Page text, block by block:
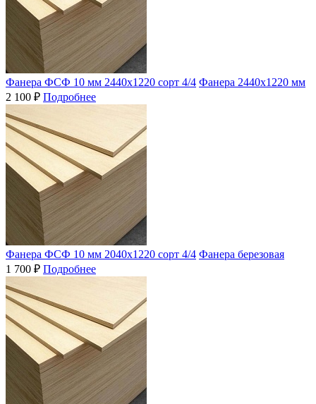
Фанера ФСФ 10 мм 2440х1220 сорт 4/4 Фанера 2440х1220 мм
2 100 ₽ Подробнее
Фанера ФСФ 10 мм 2040х1220 сорт 4/4 Фанера березовая
1 700 ₽ Подробнее